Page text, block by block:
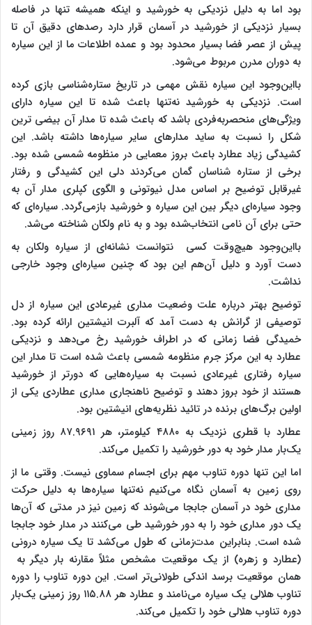
بود اما به دلیل نزدیکی به خورشید و اینکه همیشه تنها در فاصله
بسیار نزدیکی از خورشید در آسمان قرار دارد رصدهای دقیق آن تا
پیش از عصر فضا بسیار محدود بود و عمده اطلاعات ما از این سیاره
به دوران مدرن مربوط می‌شود.
بااین‌وجود این سیاره نقش مهمی در تاریخ ستاره‌شناسی بازی کرده
است. نزدیکی به خورشید نه‌تنها باعث شده تا این سیاره دارای
ویژگی‌های منحصربه‌فردی باشد که باعث شده تا مدار آن بیضی ترین
شکل را نسبت به ساید مدارهای سایر سیاره‌ها داشته باشد. این
کشیدگی زیاد عطارد باعث بروز معمایی در منظومه شمسی شده بود.
برخی از ستاره شناسان گمان می‌کردند دلی این کشیدگی و رفتار
غیرقابل توضیح بر اساس مدل نیوتونی و الگوی کپلری مدار آن به
وجود سیاره‌ای دیگر بین این سیاره و خورشید بازمی‌گردد. سیاره‌ای که
حتی برای آن نامی انتخاب‌شده بود و به نام ولکان شناخته می‌شد.
بااین‌وجود هیچ‌وقت کسی نتوانست نشانه‌ای از سیاره ولکان به
دست آورد و دلیل آن‌هم این بود که چنین سیاره‌ای وجود خارجی
نداشت.
توضیح بهتر درباره علت وضعیت مداری غیرعادی این سیاره از دل
توصیفی از گرانش به دست آمد که آلبرت انیشتین ارائه کرده بود.
خمیدگی فضا زمانی که در اطراف خورشید رخ می‌دهد و نزدیکی
عطارد به این مرکز جرم منظومه شمسی باعث شده است تا مدار این
سیاره رفتاری غیرعادی نسبت به سیاره‌هایی که دورتر از خورشید
هستند از خود بروز دهند و توضیح ناهنجاری مداری عطاردی یکی از
اولین برگ‌های برنده در تائید نظریه‌های انیشتین بود.
عطارد با قطری نزدیک به ۴۸۸۰ کیلومتر، هر ۸۷.۹۶۹۱ روز زمینی
یک‌بار مدار خود به دور خورشید را تکمیل می‌کند.
اما این تنها دوره تناوب مهم برای اجسام سماوی نیست. وقتی ما از
روی زمین به آسمان نگاه می‌کنیم نه‌تنها سیاره‌ها به دلیل حرکت
مداری خود در آسمان جابجا می‌شوند که زمین نیز در مدتی که آن‌ها
یک دور مداری خود را به دور خورشید طی می‌کنند در مدار خود جابجا
شده است. بنابراین مدت‌زمانی که طول می‌کشد تا یک سیاره درونی
(عطارد و زهره) از یک موقعیت مشخص مثلاً مقارنه بار دیگر به
همان موقعیت برسد اندکی طولانی‌تر است. این دوره تناوب را دوره
تناوب هلالی یک سیاره می‌نامند و عطارد هر ۱۱۵.۸۸ روز زمینی یک‌بار
دوره تناوب هلالی خود را تکمیل می‌کند.